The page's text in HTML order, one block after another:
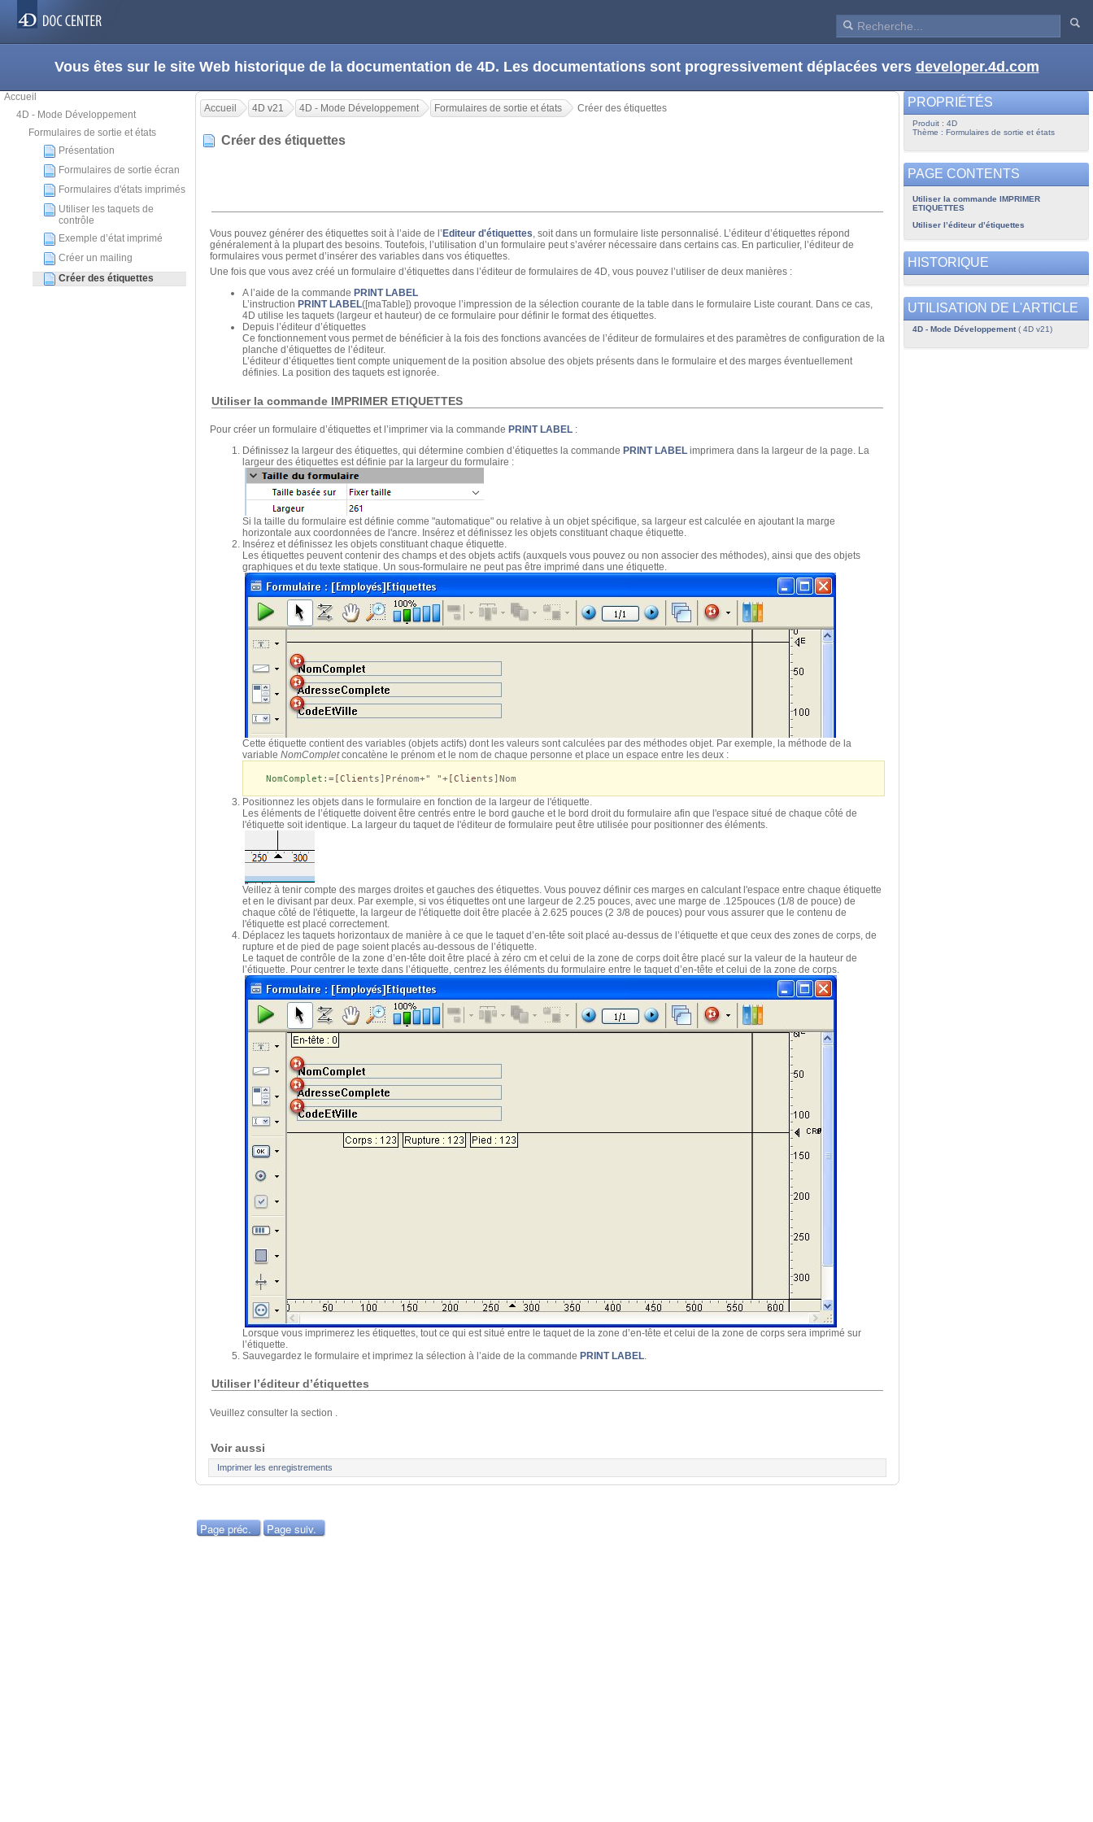
Vous êtes sur le site Web historique de la documentation de 4D. Les documentations sont progressivement déplacées vers developer.4d.com
Accueil
4D - Mode Développement
Formulaires de sortie et états
Présentation
Formulaires de sortie écran
Formulaires d'états imprimés
Utiliser les taquets de
contrôle
Exemple d’état imprimé
Créer un mailing
Créer des étiquettes
Accueil 4D v21 4D - Mode Développement Formulaires de sortie et états Créer des étiquettes
Créer des étiquettes
Vous pouvez générer des étiquettes soit à l’aide de l’ Editeur d'étiquettes, soit dans un formulaire liste personnalisé. L’éditeur d’étiquettes répond
généralement à la plupart des besoins. Toutefois, l’utilisation d’un formulaire peut s’avérer nécessaire dans certains cas. En particulier, l’éditeur de
formulaires vous permet d’insérer des variables dans vos étiquettes.
Une fois que vous avez créé un formulaire d’étiquettes dans l’éditeur de formulaires de 4D, vous pouvez l’utiliser de deux manières :
A l’aide de la commande PRINT LABEL
L’instruction PRINT LABEL([maTable]) provoque l’impression de la sélection courante de la table dans le formulaire Liste courant. Dans ce cas,
4D utilise les taquets (largeur et hauteur) de ce formulaire pour définir le format des étiquettes.
Depuis l’éditeur d’étiquettes
Ce fonctionnement vous permet de bénéficier à la fois des fonctions avancées de l’éditeur de formulaires et des paramètres de configuration de la
planche d’étiquettes de l’éditeur.
L’éditeur d’étiquettes tient compte uniquement de la position absolue des objets présents dans le formulaire et des marges éventuellement
définies. La position des taquets est ignorée.
Utiliser la commande IMPRIMER ETIQUETTES
Pour créer un formulaire d’étiquettes et l’imprimer via la commande PRINT LABEL :
Définissez la largeur des étiquettes, qui détermine combien d’étiquettes la commande PRINT LABEL imprimera dans la largeur de la page. La
largeur des étiquettes est définie par la largeur du formulaire :
Si la taille du formulaire est définie comme "automatique" ou relative à un objet spécifique, sa largeur est calculée en ajoutant la marge
horizontale aux coordonnées de l'ancre. Insérez et définissez les objets constituant chaque étiquette.
Insérez et définissez les objets constituant chaque étiquette.
Les étiquettes peuvent contenir des champs et des objets actifs (auxquels vous pouvez ou non associer des méthodes), ainsi que des objets
graphiques et du texte statique. Un sous-formulaire ne peut pas être imprimé dans une étiquette.
Cette étiquette contient des variables (objets actifs) dont les valeurs sont calculées par des méthodes objet. Par exemple, la méthode de la
variable NomCompletconcatène le prénom et le nom de chaque personne et place un espace entre les deux :
NomComplet :=[Clients]Prénom+" "+[Clients]Nom
Positionnez les objets dans le formulaire en fonction de la largeur de l'étiquette.
Les éléments de l’étiquette doivent être centrés entre le bord gauche et le bord droit du formulaire afin que l'espace situé de chaque côté de
l'étiquette soit identique. La largeur du taquet de l'éditeur de formulaire peut être utilisée pour positionner des éléments.
Veillez à tenir compte des marges droites et gauches des étiquettes. Vous pouvez définir ces marges en calculant l'espace entre chaque étiquette
et en le divisant par deux. Par exemple, si vos étiquettes ont une largeur de 2.25 pouces, avec une marge de .125pouces (1/8 de pouce) de
chaque côté de l'étiquette, la largeur de l'étiquette doit être placée à 2.625 pouces (2 3/8 de pouces) pour vous assurer que le contenu de
l'étiquette est placé correctement.
Déplacez les taquets horizontaux de manière à ce que le taquet d’en-tête soit placé au-dessus de l’étiquette et que ceux des zones de corps, de
rupture et de pied de page soient placés au-dessous de l’étiquette.
Le taquet de contrôle de la zone d’en-tête doit être placé à zéro cm et celui de la zone de corps doit être placé sur la valeur de la hauteur de
l’étiquette. Pour centrer le texte dans l’étiquette, centrez les éléments du formulaire entre le taquet d’en-tête et celui de la zone de corps.
Lorsque vous imprimerez les étiquettes, tout ce qui est situé entre le taquet de la zone d’en-tête et celui de la zone de corps sera imprimé sur
l’étiquette.
Sauvegardez le formulaire et imprimez la sélection à l’aide de la commande PRINT LABEL.
Utiliser l’éditeur d’étiquettes
Veuillez consulter la section .
Voir aussi
Imprimer les enregistrements
Page préc. Page suiv.
PROPRIÉTÉS
Produit : 4D
Thème : Formulaires de sortie et états
PAGE CONTENTS
Utiliser la commande IMPRIMER
ETIQUETTES
Utiliser l’éditeur d’étiquettes
HISTORIQUE
UTILISATION DE L'ARTICLE
4D - Mode Développement( 4D v21)